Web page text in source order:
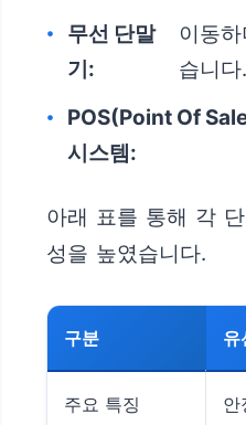
무선 단말
기:
이동
습니다.
POS(Point Of
시스템:
아래 표를 통해 각
성을 높였습니다.
구분 유
주요 특징 안